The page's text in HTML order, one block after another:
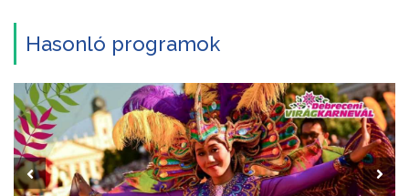
Hasonló programok